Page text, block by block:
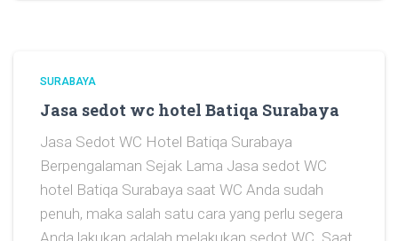
SURABAYA
Jasa sedot wc hotel Batiqa Surabaya
Jasa Sedot WC Hotel Batiqa Surabaya
Berpengalaman Sejak Lama Jasa sedot WC
hotel Batiqa Surabaya saat WC Anda sudah
penuh, maka salah satu cara yang perlu segera
Anda lakukan adalah melakukan sedot WC. Saat